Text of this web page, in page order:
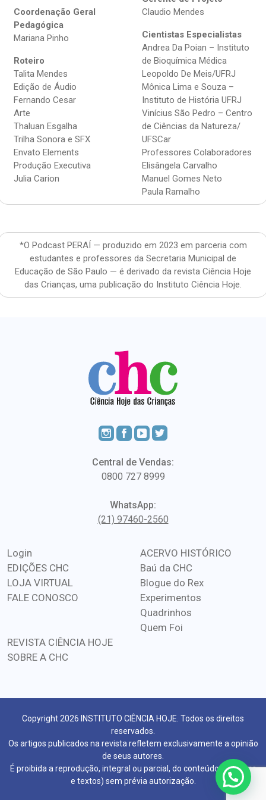
Coordenação Geral
Pedagógica
Mariana Pinho
Roteiro
Talita Mendes
Edição de Áudio
Fernando Cesar
Arte
Thaluan Esgalha
Trilha Sonora e SFX
Envato Elements
Produção Executiva
Julia Carion
Claudio Mendes
Cientistas Especialistas
Andrea Da Poian – Instituto
de Bioquímica Médica
Leopoldo De Meis/UFRJ
Mônica Lima e Souza –
Instituto de História UFRJ
Vinícius São Pedro – Centro
de Ciências da Natureza/
UFSCar
Professores Colaboradores
Elisângela Carvalho
Manuel Gomes Neto
Paula Ramalho
*O Podcast PERAÍ — produzido em 2023 em parceria com
estudantes e professores da Secretaria Municipal de
Educação de São Paulo — é derivado da revista Ciência Hoje
das Crianças, uma publicação do Instituto Ciência Hoje.
Central de Vendas:
0800 727 8999
WhatsApp:
(21) 97460-2560
Login
EDIÇÕES CHC
LOJA VIRTUAL
FALE CONOSCO
ACERVO HISTÓRICO
Baú da CHC
Blogue do Rex
Experimentos
Quadrinhos
Quem Foi
REVISTA CIÊNCIA HOJE
SOBRE A CHC
Copyright 2026 INSTITUTO CIÊNCIA HOJE. Todos os direitos
reservados.
Os artigos publicados na revista refletem exclusivamente a opinião
de seus autores.
É proibida a reprodução, integral ou parcial, do conteúdo (imagens
e textos) sem prévia autorização.